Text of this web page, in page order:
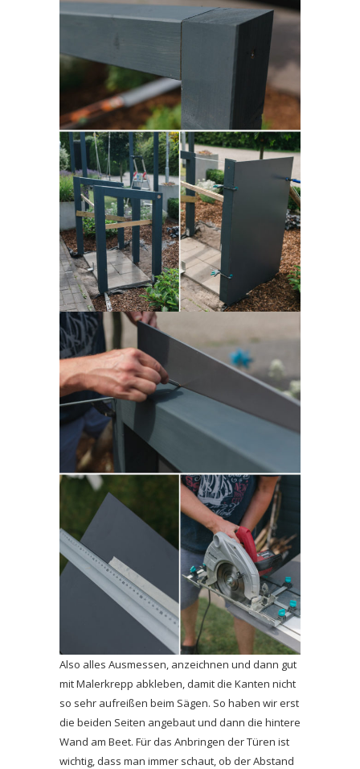
Also alles Ausmessen, anzeichnen und dann gut
mit Malerkrepp abkleben, damit die Kanten nicht
so sehr aufreißen beim Sägen. So haben wir erst
die beiden Seiten angebaut und dann die hintere
Wand am Beet. Für das Anbringen der Türen ist
wichtig, dass man immer schaut, ob der Abstand